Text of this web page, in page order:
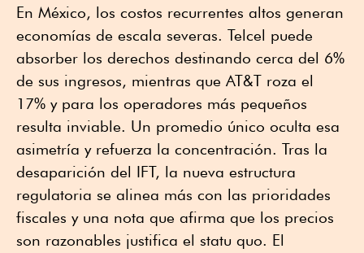
En México, los costos recurrentes altos generan
economías de escala severas. Telcel puede
absorber los derechos destinando cerca del 6%
de sus ingresos, mientras que AT&T roza el
17% y para los operadores más pequeños
resulta inviable. Un promedio único oculta esa
asimetría y refuerza la concentración. Tras la
desaparición del IFT, la nueva estructura
regulatoria se alinea más con las prioridades
fiscales y una nota que afirma que los precios
son razonables justifica el statu quo. El